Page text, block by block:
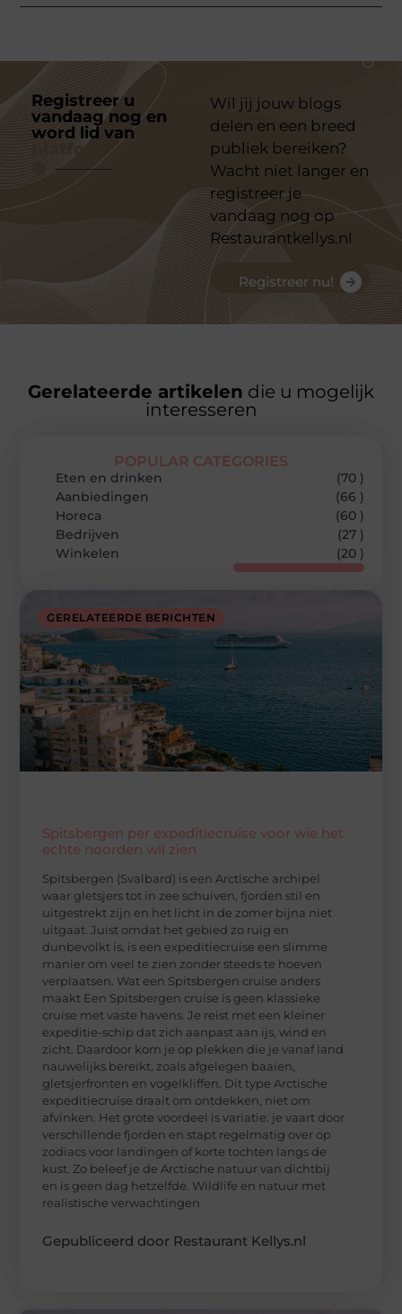
Registreer u
vandaag nog en
word lid van
platform
Wil jij jouw blogs
delen en een breed
publiek bereiken?
Wacht niet langer en
registreer je
vandaag nog op
Restaurantkellys.nl
Registreer nu!
Gerelateerde artikelen die u mogelijk
interesseren
GERELATEERDE BERICHTEN
Spitsbergen per expeditiecruise voor wie het
echte noorden wil zien
Spitsbergen (Svalbard) is een Arctische archipel
waar gletsjers tot in zee schuiven, fjorden stil en
uitgestrekt zijn en het licht in de zomer bijna niet
uitgaat. Juist omdat het gebied zo ruig en
dunbevolkt is, is een expeditiecruise een slimme
manier om veel te zien zonder steeds te hoeven
verplaatsen. Wat een Spitsbergen cruise anders
maakt Een Spitsbergen cruise is geen klassieke
cruise met vaste havens. Je reist met een kleiner
expeditie-schip dat zich aanpast aan ijs, wind en
zicht. Daardoor kom je op plekken die je vanaf land
nauwelijks bereikt, zoals afgelegen baaien,
gletsjerfronten en vogelkliffen. Dit type Arctische
expeditiecruise draait om ontdekken, niet om
afvinken. Het grote voordeel is variatie: je vaart door
verschillende fjorden en stapt regelmatig over op
zodiacs voor landingen of korte tochten langs de
kust. Zo beleef je de Arctische natuur van dichtbij
en is geen dag hetzelfde. Wildlife en natuur met
realistische verwachtingen
Gepubliceerd door Restaurant Kellys.nl
POPULAR CATEGORIES
Eten en drinken
(70 )
Aanbiedingen
(66 )
Horeca
(60 )
Bedrijven
(27 )
Winkelen
(20 )